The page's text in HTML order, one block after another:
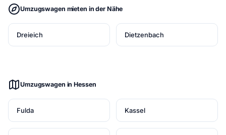
Umzugswagen mieten in der Nähe
Dreieich Dietzenbach
Umzugswagen in Hessen
Fulda Kassel